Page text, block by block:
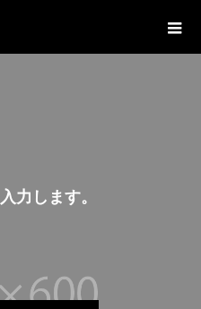
入 力 し ま す。